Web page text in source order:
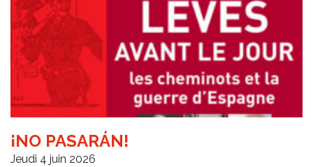
¡NO PASARÁN!
Jeudi 4 juin 2026